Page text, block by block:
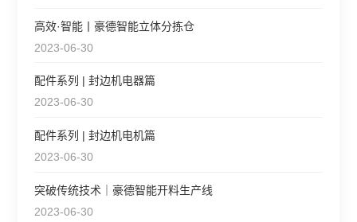
高效·智能丨豪德智能立体分拣仓
2023-06-30
配件系列 | 封边机电器篇
2023-06-30
配件系列 | 封边机电机篇
2023-06-30
突破传统技术｜豪德智能开料生产线
2023-06-30